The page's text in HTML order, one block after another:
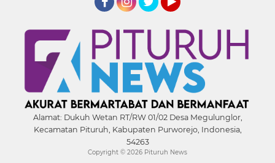
Alamat: Dukuh Wetan RT/RW 01/02 Desa Megulunglor,
Kecamatan Pituruh, Kabupaten Purworejo, Indonesia,
54263
Copyright © 2026 Pituruh News